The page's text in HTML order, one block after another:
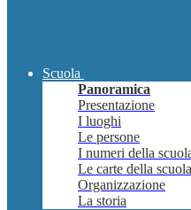
Scuola
Panoramica
Presentazione
I luoghi
Le persone
I numeri della
Le carte della scuola
Organizzazione
La storia